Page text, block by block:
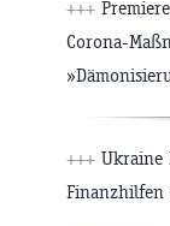
+++
Corona-
+++
Finanzhilfen